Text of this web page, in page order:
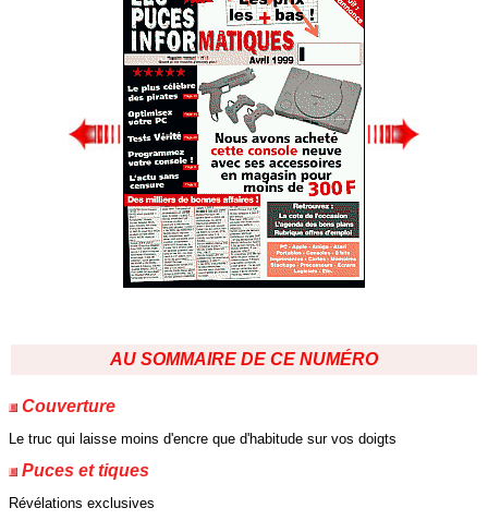
AU SOMMAIRE DE CE NUMÉRO
Couverture
Le truc qui laisse moins d'encre que d'habitude sur vos doigts
Puces et tiques
Révélations exclusives